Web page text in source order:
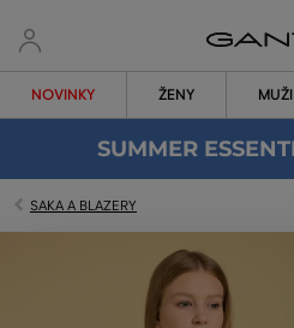
NOVINKY ŽENY MUŽI
SUMMER
SAKA A BLAZERY